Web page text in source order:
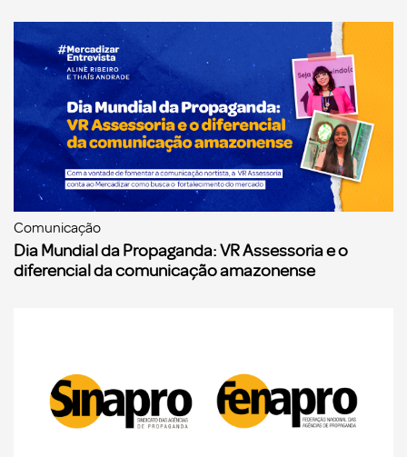
Comunicação
Dia Mundial da Propaganda: VR Assessoria e o
diferencial da comunicação amazonense